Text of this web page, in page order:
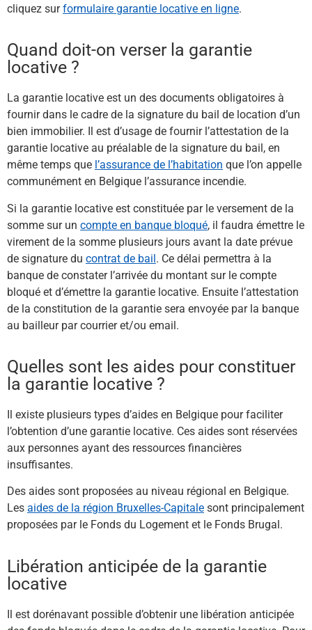
cliquez surformulaire garantie locative en ligne.
Quand doit-on verser la garantie
locative ?
La garantie locative est un des documents obligatoires à
fournir dans le cadre de la signature du bail de location d’un
bien immobilier. Il est d’usage de fournir l’attestation de la
garantie locative au préalable de la signature du bail, en
même temps que l’assurance de l’habitation que l’on appelle
communément en Belgique l’assurance incendie.
Si la garantie locative est constituée par le versement de la
somme sur un compte en banque bloqué, il faudra émettre le
virement de la somme plusieurs jours avant la date prévue
de signature du contrat de bail. Ce délai permettra à la
banque de constater l’arrivée du montant sur le compte
bloqué et d’émettre la garantie locative. Ensuite l’attestation
de la constitution de la garantie sera envoyée par la banque
au bailleur par courrier et/ou email.
Quelles sont les aides pour constituer
la garantie locative ?
Il existe plusieurs types d’aides en Belgique pour faciliter
l’obtention d’une garantie locative. Ces aides sont réservées
aux personnes ayant des ressources financières
insuffisantes.
Des aides sont proposées au niveau régional en Belgique.
Les aides de la région Bruxelles-Capitale sont principalement
proposées par le Fonds du Logement et le Fonds Brugal.
Libération anticipée de la garantie
locative
Il est dorénavant possible d’obtenir une libération anticipée